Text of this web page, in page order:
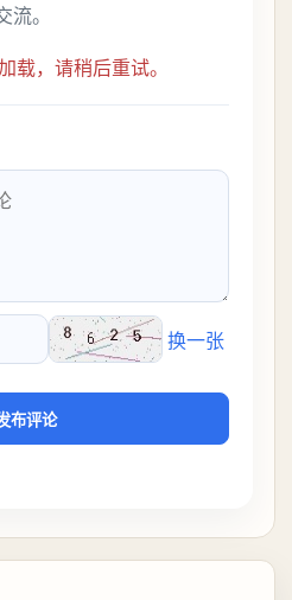
。
载，请稍后重试。
换一张
布评论